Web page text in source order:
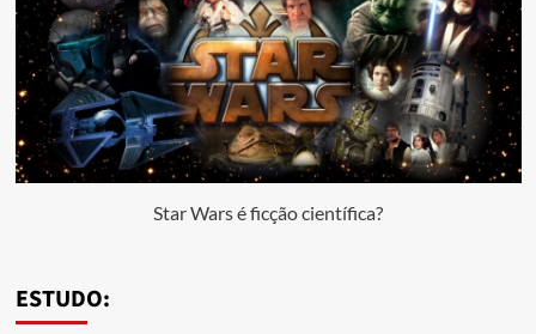
Star Wars é ficção científica?
ESTUDO: